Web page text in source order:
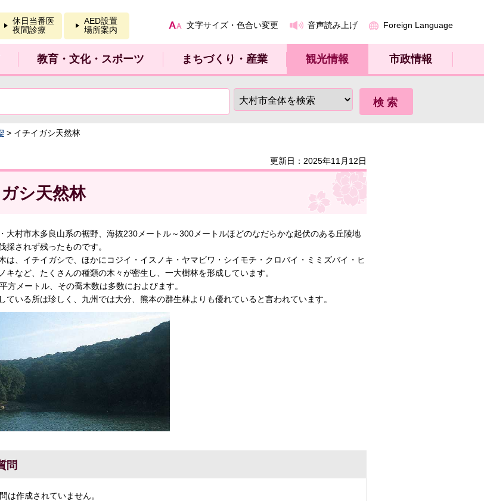
休日当番医
夜間診療
AED設置
場所案内
文字サイズ・色合い変更 音声読み上げ Foreign Language
教育・文化・スポーツ まちづくり・産業 観光情報 市政情報
> イチイガシ天然林
更新日：2025年11月12日
シ天然林
大村市木多良山系の裾野、海抜230メートル～300メートルほどのなだらかな起伏のある丘陵地
採されず残ったものです。
は、イチイガシで、ほかにコジイ・イスノキ・ヤマビワ・シイモチ・クロバイ・ミミズバイ・ヒ
キなど、たくさんの種類の木々が密生し、一大樹林を形成しています。
方メートル、その喬木数は多数におよびます。
ている所は珍しく、九州では大分、熊本の群生林よりも優れていると言われています。
問
は作成されていません。